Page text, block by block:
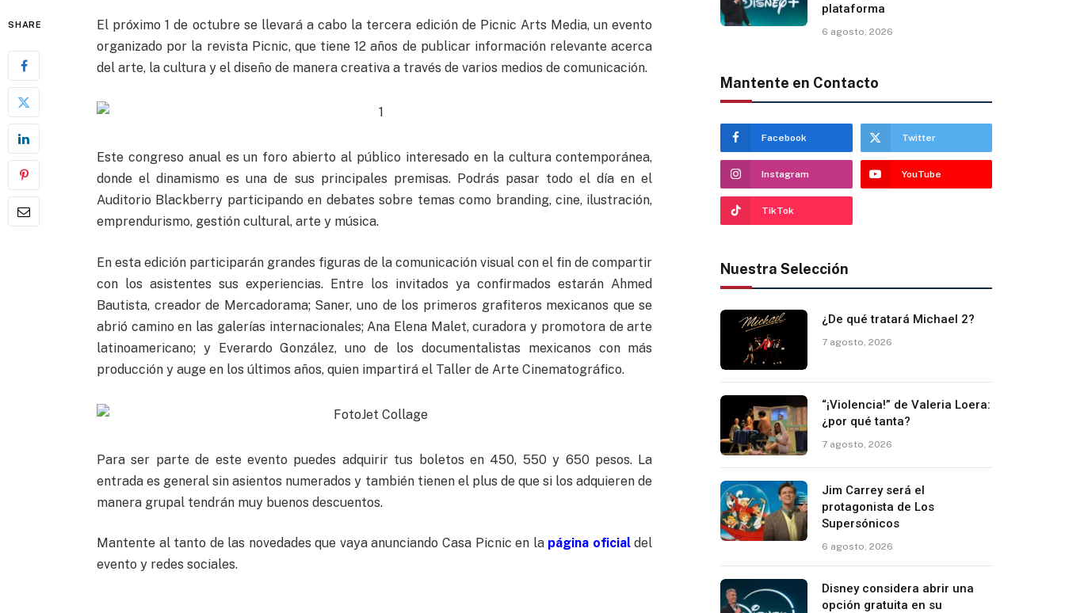
SHARE
El próximo 1 de octubre se llevará a cabo la tercera edición de Picnic Arts Media, un evento
organizado por la revista Picnic, que tiene 12 años de publicar información relevante acerca
del arte, la cultura y el diseño de manera creativa a través de varios medios de comunicación.
Este congreso anual es un foro abierto al público interesado en la cultura contemporánea,
donde el dinamismo es una de sus principales premisas. Podrás pasar todo el día en el
Auditorio Blackberry participando en debates sobre temas como branding, cine, ilustración,
emprendurismo, gestión cultural, arte y música.
En esta edición participarán grandes figuras de la comunicación visual con el fin de compartir
con los asistentes sus experiencias. Entre los invitados ya confirmados estarán Ahmed
Bautista, creador de Mercadorama; Saner, uno de los primeros grafiteros mexicanos que se
abrió camino en las galerías internacionales; Ana Elena Malet, curadora y promotora de arte
latinoamericano; y Everardo González, uno de los documentalistas mexicanos con más
producción y auge en los últimos años, quien impartirá el Taller de Arte Cinematográfico.
Para ser parte de este evento puedes adquirir tus boletos en 450, 550 y 650 pesos. La
entrada es general sin asientos numerados y también tienen el plus de que si los adquieren de
manera grupal tendrán muy buenos descuentos.
Mantente al tanto de las novedades que vaya anunciando Casa Picnic en lapágina oficialdel
evento y redes sociales.
plataforma
6 agosto, 2026
Mantente en Contacto
Facebook Twitter
Instagram YouTube
TikTok
Nuestra Selección
¿De qué tratará Michael 2?
7 agosto, 2026
“¡Violencia!” de Valeria Loera:
¿por qué tanta?
7 agosto, 2026
Jim Carrey será el
protagonista de Los
Supersónicos
6 agosto, 2026
Disney considera abrir una
opción gratuita en su